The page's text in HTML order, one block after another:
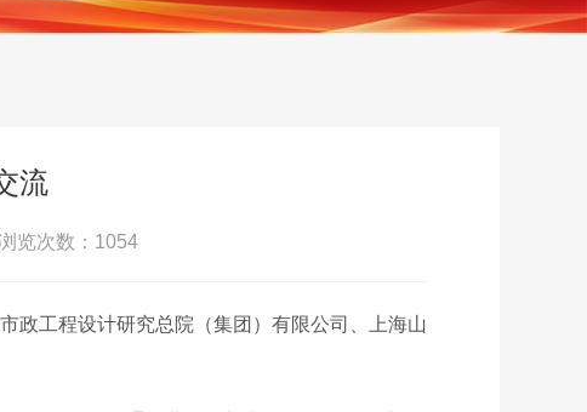
流
次数：1054
政工程设计研究总院（集团）有限公司、上海山